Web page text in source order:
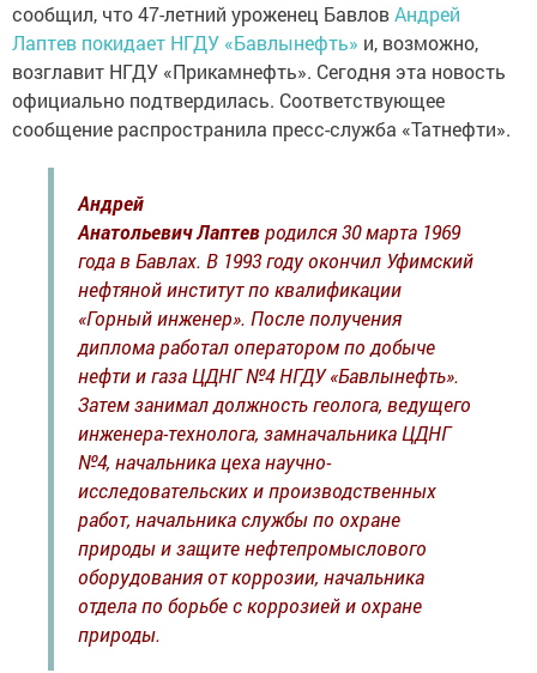
сообщил, что 47-летний уроженец БавловАндрей
Лаптев покидает НГДУ «Бавлынефть» и, возможно,
возглавит НГДУ «Прикамнефть». Сегодня эта новость
официально подтвердилась. Соответствующее
сообщение распространила пресс-служба «Татнефти».
Андрей
Анатольевич Лаптевродился 30 марта 1969
года в Бавлах. В 1993 году окончил Уфимский
нефтяной институт по квалификации
«Горный инженер». После получения
диплома работал оператором по добыче
нефти и газа ЦДНГ №4 НГДУ «Бавлынефть».
Затем занимал должность геолога, ведущего
инженера-технолога, замначальника ЦДНГ
№4, начальника цеха научно-
исследовательских и производственных
работ, начальника службы по охране
природы и защите нефтепромыслового
оборудования от коррозии, начальника
отдела по борьбе с коррозией и охране
природы.